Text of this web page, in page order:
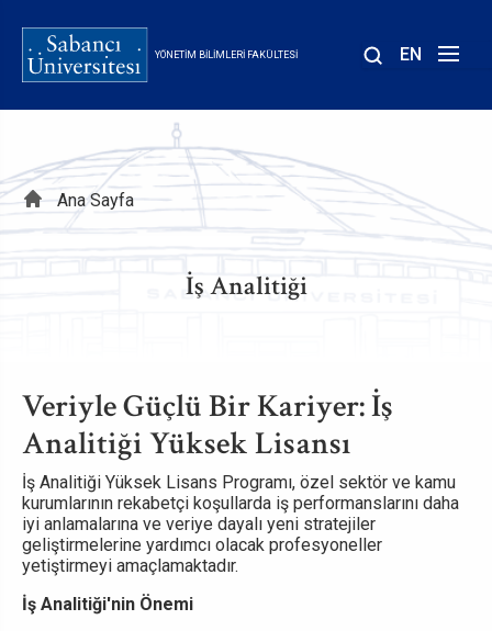
içeriğe
YÖNETIM BILIMLERI FAKÜLTESI EN
Sayfa
yolu
Ana Sayfa
İş Analitiği
Veriyle Güçlü Bir Kariyer: İş
Analitiği Yüksek Lisansı
İş Analitiği Yüksek Lisans Programı, özel sektör ve kamu
kurumlarının rekabetçi koşullarda iş performanslarını daha
iyi anlamalarına ve veriye dayalı yeni stratejiler
geliştirmelerine yardımcı olacak profesyoneller
yetiştirmeyi amaçlamaktadır.
İş Analitiği'nin Önemi